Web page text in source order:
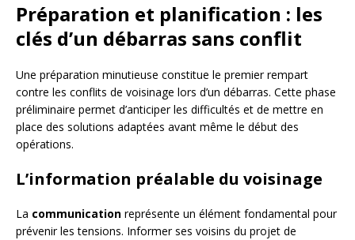
Préparation et planification : les
clés d’un débarras sans conflit
Une préparation minutieuse constitue le premier rempart
contre les conflits de voisinage lors d’un débarras. Cette phase
préliminaire permet d’anticiper les difficultés et de mettre en
place des solutions adaptées avant même le début des
opérations.
L’information préalable du voisinage
La communication représente un élément fondamental pour
prévenir les tensions. Informer ses voisins du projet de